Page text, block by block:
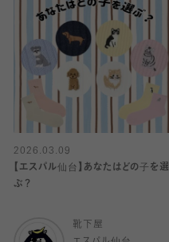
2026.03.09
【エスパル仙台】あなたはどの子を選
ぶ？
靴下屋